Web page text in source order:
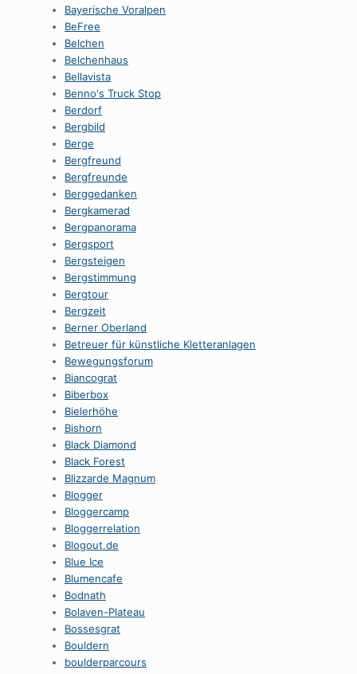
Bayerische Voralpen
BeFree
Belchen
Belchenhaus
Bellavista
Benno's Truck Stop
Berdorf
Bergbild
Berge
Bergfreund
Bergfreunde
Berggedanken
Bergkamerad
Bergpanorama
Bergsport
Bergsteigen
Bergstimmung
Bergtour
Bergzeit
Berner Oberland
Betreuer für künstliche Kletteranlagen
Bewegungsforum
Biancograt
Biberbox
Bielerhöhe
Bishorn
Black Diamond
Black Forest
Blizzarde Magnum
Blogger
Bloggercamp
Bloggerrelation
Blogout.de
Blue Ice
Blumencafe
Bodnath
Bolaven-Plateau
Bossesgrat
Bouldern
boulderparcours